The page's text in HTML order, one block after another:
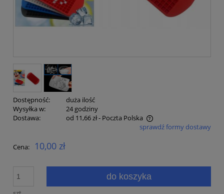
Dostępność:
duża ilość
Wysyłka w:
24 godziny
Dostawa:
od 11,66 zł- Poczta Polska
Cena nie zawiera ewentualnych kosztów płatnościsprawdź formy dostawy
Cena: 10,00 zł
do koszyka